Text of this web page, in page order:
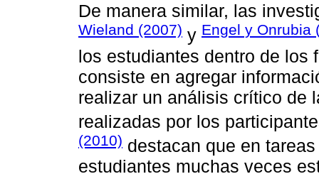
De manera similar, las
Wieland (2007) y Engel y Onrubia
los estudiantes dentro de los
consiste en agregar
realizar un análisis crítico de
realizadas por los
(2010) destacan que en
estudiantes muchas veces